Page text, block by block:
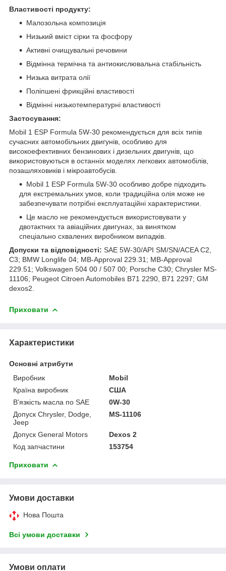
Властивості продукту:
Малозольна композиція
Низький вміст сірки та фосфору
Активні очищувальні речовини
Відмінна термічна та антиокислювальна стабільність
Низька витрата олії
Поліпшені фрикційні властивості
Відмінні низькотемпературні властивості
Застосування:
Mobil 1 ESP Formula 5W-30 рекомендується для всіх типів
сучасних автомобільних двигунів, особливо для
високоефективних бензинових і дизельних двигунів, що
використовуються в останніх моделях легкових автомобілів,
позашляховиків і мікроавтобусів.
Mobil 1 ESP Formula 5W-30 особливо добре підходить
для екстремальних умов, коли традиційна олія може не
забезпечувати потрібні експлуатаційні характеристики.
Це масло не рекомендується використовувати у
двотактних та авіаційних двигунах, за винятком
спеціально схвалених виробником випадків.
Допуски та відповідності: SAE 5W-30/API SM/SN/ACEA C2,
C3; BMW Longlife 04; MB-Approval 229.31; MB-Approval
229.51; Volkswagen 504 00 / 507 00; Porsche C30; Chrysler MS-
11106; Peugeot Citroen Automobiles B71 2290, B71 2297; GM
dexos2.
Приховати
Характеристики
Основні атрибути
Виробник
Mobil
Країна виробник
США
В'язкість масла по SAE
0W-30
Допуск Chrysler, Dodge,
Jeep
MS-11106
Допуск General Motors
Dexos 2
Код запчастини
153754
Приховати
Умови доставки
Нова Пошта
Всі умови доставки
Умови оплати